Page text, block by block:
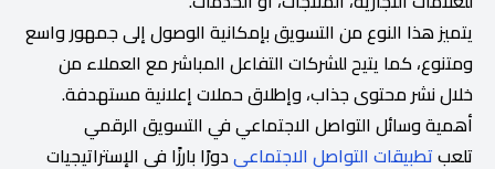
يتميز هذا النوع من التسويق بإمكانية الوصول إلى جمهور واسع
ومتنوع، كما يتيح للشركات التفاعل المباشر مع العملاء من
خلال نشر محتوى جذاب، وإطلاق حملات إعلانية مستهدفة.
أهمية وسائل التواصل الاجتماعي في التسويق الرقمي
تلعبتطبيقات التواصل الاجتماعيدورًا بارزًا في الإستراتيجيات